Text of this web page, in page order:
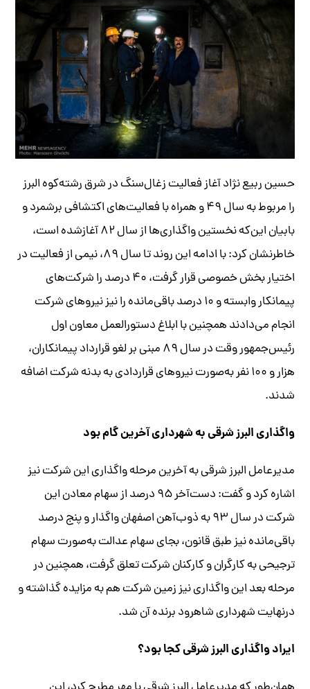
حسین ربیع نژاد آغاز فعالیت زغال‌سنگ در شرق رشته‌کوه البرز
را مربوط به سال ۴۹ و همراه با فعالیت‌های اکتشافی برشمرد و
بابیان این‌که نخستین واگذاری‌ها از سال ۸۲ آغازشده است،
خاطر‌نشان کرد: با ادامه این روند تا سال ۸۹، نیمی از فعالیت در
اختیار بخش خصوصی قرار گرفت، ۴۰ درصد را شرکت‌های
پیمانکار وابسته و ۱۰ درصد باقی‌مانده را نیز نیروهای شرکت
انجام می‌دادند همچنین با ابلاغ دستور‌العمل معاون اول
رئیس‌جمهور وقت در سال ۸۹ مبنی بر لغو قرارداد پیمانکاران،
هزار و ۱۰۰ نفر به‌صورت نیروهای قراردادی به بدنه شرکت اضافه
شدند.
واگذاری البرز شرقی به شهرداری آخرین گام بود
مدیرعامل البرز شرقی به آخرین مرحله واگذاری این شرکت نیز
اشاره کرد و گفت: دست‌آخر ۹۵ درصد از سهام معادن این
شرکت در سال ۹۳ به ذوب‌آهن اصفهان واگذار و پنج درصد
باقی‌مانده نیز طبق قانون، بجای سهام عدالت به‌صورت سهام
ترجیحی به کارگران و کارکنان شرکت تعلق گرفت، همچنین در
مرحله بعد این واگذاری نیز زمین شرکت هم به مزایده گذاشته و
درنهایت شهرداری شاهرود برنده آن شد.
ایراد واگذاری البرز شرقی کجا بود؟